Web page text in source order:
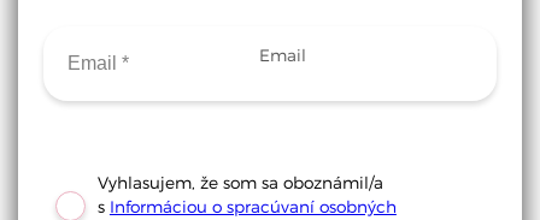
Email
Vyhlasujem, že som sa oboznámil/a
s Informáciou o spracúvaní osobných